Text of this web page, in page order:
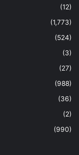
(12)
(1,773)
(524)
(3)
(27)
(988)
(36)
(2)
(990)